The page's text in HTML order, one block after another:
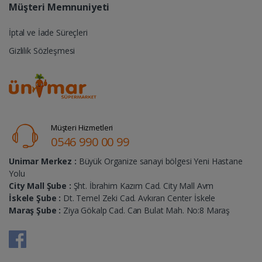
Müşteri Memnuniyeti
İptal ve İade Süreçleri
Gizlilik Sözleşmesi
Müşteri Hizmetleri
0546 990 00 99
Unimar Merkez : Büyük Organize sanayi bölgesi Yeni Hastane
Yolu
City Mall Şube : Şht. İbrahim Kazım Cad. City Mall Avm
İskele Şube : Dt. Temel Zeki Cad. Avkıran Center İskele
Maraş Şube : Ziya Gökalp Cad. Can Bulat Mah. No:8 Maraş